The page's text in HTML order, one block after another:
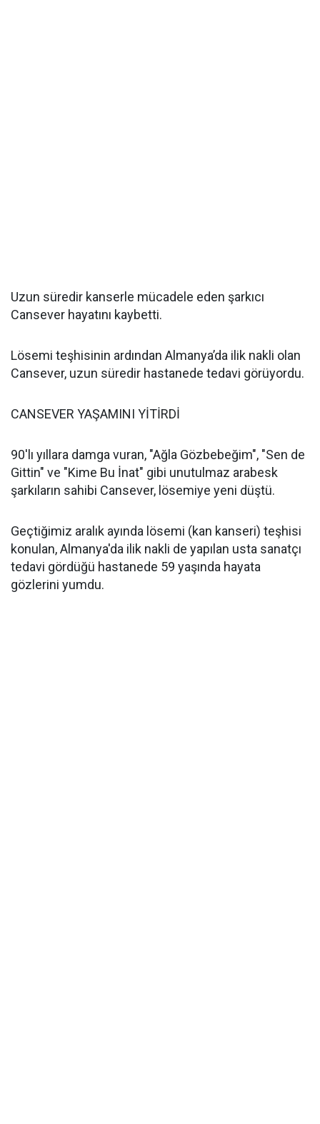
Uzun süredir kanserle mücadele eden şarkıcı
Cansever hayatını kaybetti.
Lösemi teşhisinin ardından Almanya’da ilik nakli olan
Cansever, uzun süredir hastanede tedavi görüyordu.
CANSEVER YAŞAMINI YİTİRDİ
90'lı yıllara damga vuran, "Ağla Gözbebeğim", "Sen de
Gittin" ve "Kime Bu İnat" gibi unutulmaz arabesk
şarkıların sahibi Cansever, lösemiye yeni düştü.
Geçtiğimiz aralık ayında lösemi (kan kanseri) teşhisi
konulan, Almanya'da ilik nakli de yapılan usta sanatçı
tedavi gördüğü hastanede 59 yaşında hayata
gözlerini yumdu.